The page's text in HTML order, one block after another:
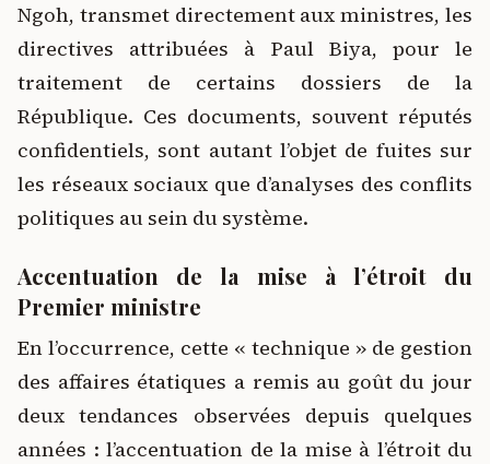
Ngoh, transmet directement aux ministres, les
directives attribuées à Paul Biya, pour le
traitement de certains dossiers de la
République. Ces documents, souvent réputés
confidentiels, sont autant l’objet de fuites sur
les réseaux sociaux que d’analyses des conflits
politiques au sein du système.
Accentuation de la mise à l’étroit du
Premier ministre
En l’occurrence, cette « technique » de gestion
des affaires étatiques a remis au goût du jour
deux tendances observées depuis quelques
années : l’accentuation de la mise à l’étroit du